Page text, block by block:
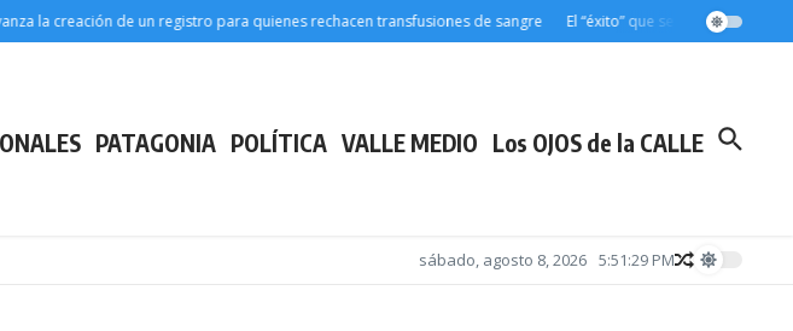
la creación de un registro para quienes rechacen transfusiones de sangre El “éxito” que se financia con
PATAGONIA POLÍTICA VALLE MEDIO Los OJOS de la CALLE
sábado, agosto 8, 2026 5:51:30 PM